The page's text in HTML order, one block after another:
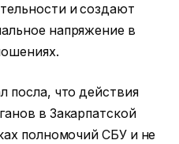
и создают
напряжение в
посла, что действия
в Закарпатской
полномочий СБУ и не